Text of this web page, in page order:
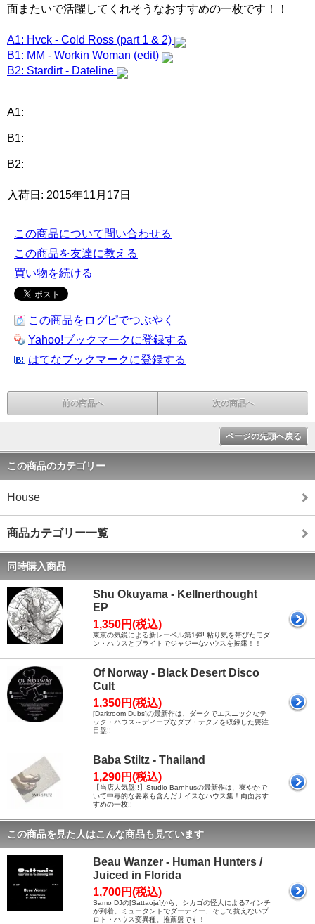
面またいで活躍してくれそうなおすすめの一枚です！！
A1: Hvck - Cold Ross (part 1 & 2)
B1: MM - Workin Woman (edit)
B2: Stardirt - Dateline
A1:
B1:
B2:
入荷日: 2015年11月17日
この商品について問い合わせる
この商品を友達に教える
買い物を続ける
この商品をログピでつぶやく
Yahoo!ブックマークに登録する
はてなブックマークに登録する
前の商品へ 次の商品へ
ページの先頭へ戻る
この商品のカテゴリー
House
商品カテゴリー一覧
同時購入商品
Shu Okuyama - Kellnerthought
EP
1,350円(税込)
東京の気鋭による新レーベル第1弾! 粘り気を帯びたモダ
ン・ハウスとブライトでジャジーなハウスを披露！！
Of Norway - Black Desert Disco
Cult
1,350円(税込)
[Darkroom Dubs]の最新作は、ダークでエスニックなテ
ック・ハウス～ディープなダブ・テクノを収録した要注
目盤!!
Baba Stiltz - Thailand
1,290円(税込)
【当店人気盤!!】Studio Barnhusの最新作は、爽やかで
いて中毒的な要素も含んだナイスなハウス集！両面おす
すめの一枚!!
この商品を見た人はこんな商品も見ています
Beau Wanzer - Human Hunters /
Juiced in Florida
1,700円(税込)
Samo DJの[Sattaoja]から、シカゴの怪人による7インチ
が到着。ミュータントでダーティー、そして抗えないプ
ロト・ハウス変異種。推薦盤です！